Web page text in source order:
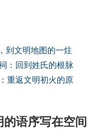
到文明地图的一炷
：回到姓氏的根脉
重返文明初火的原
语序写在空间